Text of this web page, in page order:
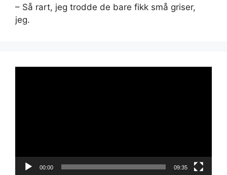
– Så rart, jeg trodde de bare fikk små griser,
jeg.
00:00 09:35